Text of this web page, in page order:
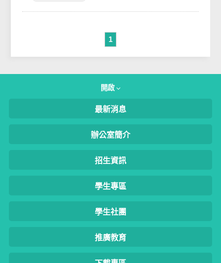
1
開啟
最新消息
辦公室簡介
招生資訊
學生專區
學生社團
推廣教育